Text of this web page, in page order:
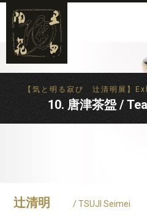
【気と明る寂び 辻清明展
10. 唐津茶盌 /
辻清明 / TSUJI Seimei